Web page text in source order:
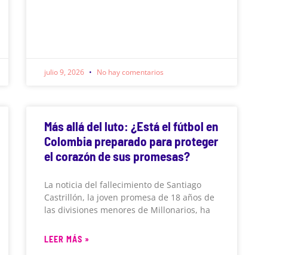
julio 9, 2026 No hay comentarios
Más allá del luto: ¿Está el fútbol en
Colombia preparado para proteger
el corazón de sus promesas?
La noticia del fallecimiento de Santiago
Castrillón, la joven promesa de 18 años de
las divisiones menores de Millonarios, ha
LEER MÁS »